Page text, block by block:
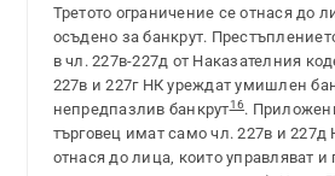
Третото ограничение се отнася до
осъдено за банкрут.
в чл. 227в-227д от Наказателния
227в и 227г НК уреждат умишлен
непредпазлив банкрут16.
търговец имат само чл. 227в и 227д
отнася до лица, които управляват и